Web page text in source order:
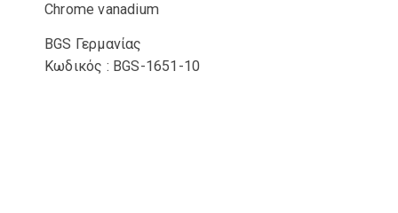
Chrome vanadium
BGS Γερμανίας
Κωδικός : BGS-1651-10